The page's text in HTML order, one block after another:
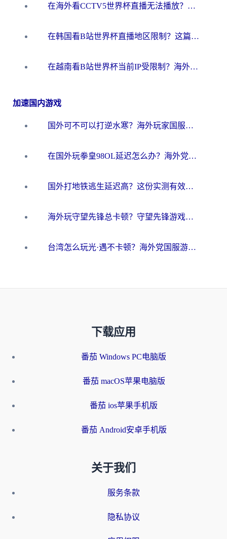
在海外看CCTV5世界杯直播无法播放？这篇指南让你和国内球迷同步呐喊
在韩国看B站世界杯直播地区限制？这篇指南让你告别“当前地区不可播放”
在越南看B站世界杯当前IP受限制？海外党体育观赛终极指南来了
加速国内游戏
国外可不可以打逆水寒？海外玩家国服畅玩终极指南（附漫威荒野乱斗加速方案）
在国外玩拳皇98OL延迟怎么办？海外党亲测有效的低延迟指南
国外打地铁逃生延迟高？这份实测有效的低延迟指南帮你吃鸡
海外玩守望先锋总卡顿？守望先锋游戏加速器在哪里买&避坑指南（附欧洲非洲游戏实测）
台湾怎么玩光·遇不卡顿？海外党国服游戏加速终极攻略（附实测体验）
下载应用
番茄 Windows PC电脑版
番茄 macOS苹果电脑版
番茄 ios苹果手机版
番茄 Android安卓手机版
关于我们
服务条款
隐私协议